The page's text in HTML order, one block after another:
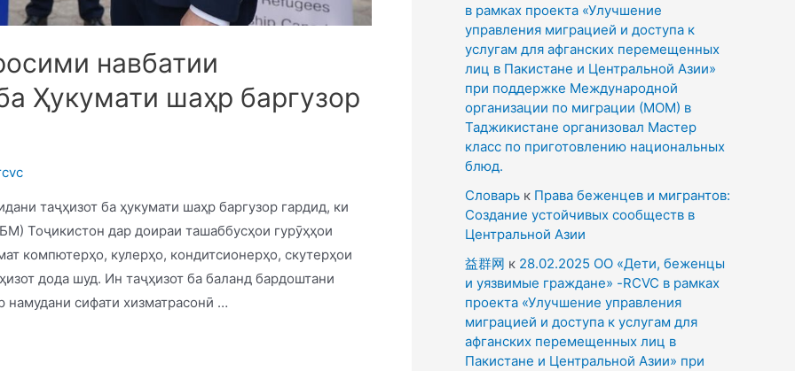
навбатии
Ҳукумати шаҳр баргузор
таҷҳизот ба ҳукумати шаҳр баргузор гардид, ки
Тоҷикистон дар доираи ташаббусҳои гурӯҳҳои
компютерҳо, кулерҳо, кондитсионерҳо, скутерҳои
дода шуд. Ин таҷҳизот ба баланд бардоштани
намудани сифати хизматрасонӣ …
в рамках проекта «Улучшение
управления миграцией и доступа к
услугам для афганских перемещенных
лиц в Пакистане и Центральной Азии»
при поддержке Международной
организации по миграции (МОМ) в
Таджикистане организовал Мастер
класс по приготовлению национальных
блюд.
Словарь к Права беженцев и мигрантов:
Создание устойчивых сообществ в
Центральной Азии
益群网 к 28.02.2025 ОО «Дети, беженцы
и уязвимые граждане» -RCVC в рамках
проекта «Улучшение управления
миграцией и доступа к услугам для
афганских перемещенных лиц в
Пакистане и Центральной Азии» при